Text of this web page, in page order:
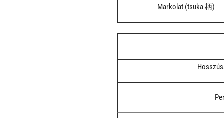
Markolat (tsuka 柄)